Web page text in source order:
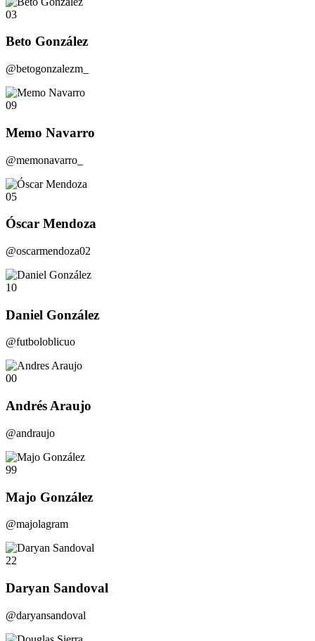
03
Beto González
@betogonzalezm_
09
Memo Navarro
@memonavarro_
05
Óscar Mendoza
@oscarmendoza02
10
Daniel González
@futboloblicuo
00
Andrés Araujo
@andraujo
99
Majo González
@majolagram
22
Daryan Sandoval
@daryansandoval